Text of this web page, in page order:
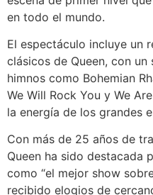
en todo el mundo.
El espectáculo incluye un
clásicos de Queen, con
himnos como Bohemian
We Will Rock You y We
la energía de los grandes
Con más de 25 años de
Queen ha sido destacada
como “el mejor show
recibido elogios de